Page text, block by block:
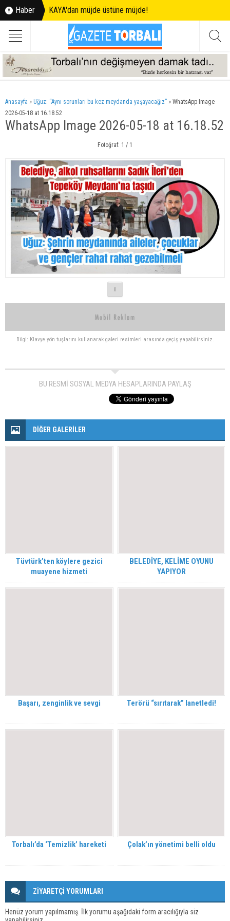
Haber KAYA'dan müjde üstüne müjde!
Anasayfa » Uğuz: “Aynı sorunları bu kez meydanda yaşayacağız” » WhatsApp Image
2026-05-18 at 16.18.52
WhatsApp Image 2026-05-18 at 16.18.52
Fotoğraf: 1 / 1
1
Bilgi: Klavye yön tuşlarını kullanarak galeri resimleri arasında geçiş yapabilirsiniz.
BU RESMİ SOSYAL MEDYA HESAPLARINDA PAYLAŞ
DİĞER GALERİLER
Tüvtürk’ten köylere gezici
muayene hizmeti
BELEDİYE, KELİME OYUNU
YAPIYOR
Başarı, zenginlik ve sevgi Terörü “sırıtarak” lanetledi!
Torbalı’da ‘Temizlik’ hareketi Çolak’ın yönetimi belli oldu
ZİYARETÇİ YORUMLARI
Henüz yorum yapılmamış. İlk yorumu aşağıdaki form aracılığıyla siz